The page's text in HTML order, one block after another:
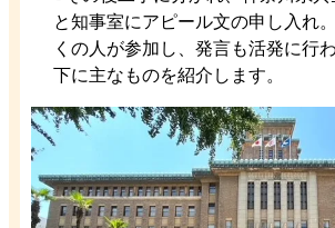
と知事室にアピール文の申し入れ
くの人が参加し、発言も活発に行
下に主なものを紹介します。